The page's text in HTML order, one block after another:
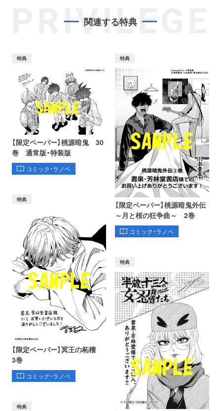
PRIVILEGE
関連する特典
特典
【限定ペーパー】桃源暗鬼 30
巻 通常版・特装版
コミック・ラノベ
特典
【限定ペーパー】桃源暗鬼外伝
～月と桜の狂争曲～ 2巻
コミック・ラノベ
特典
【限定ペーパー】冥王の柘榴
3巻
コミック・ラノベ
特典
特典